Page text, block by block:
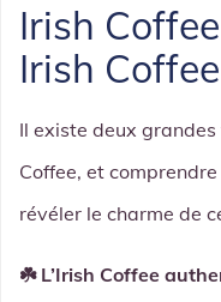
Irish
Irish
Il existe deux
Coffee, et
révéler le charme de
☘️ L’Irish Coffee